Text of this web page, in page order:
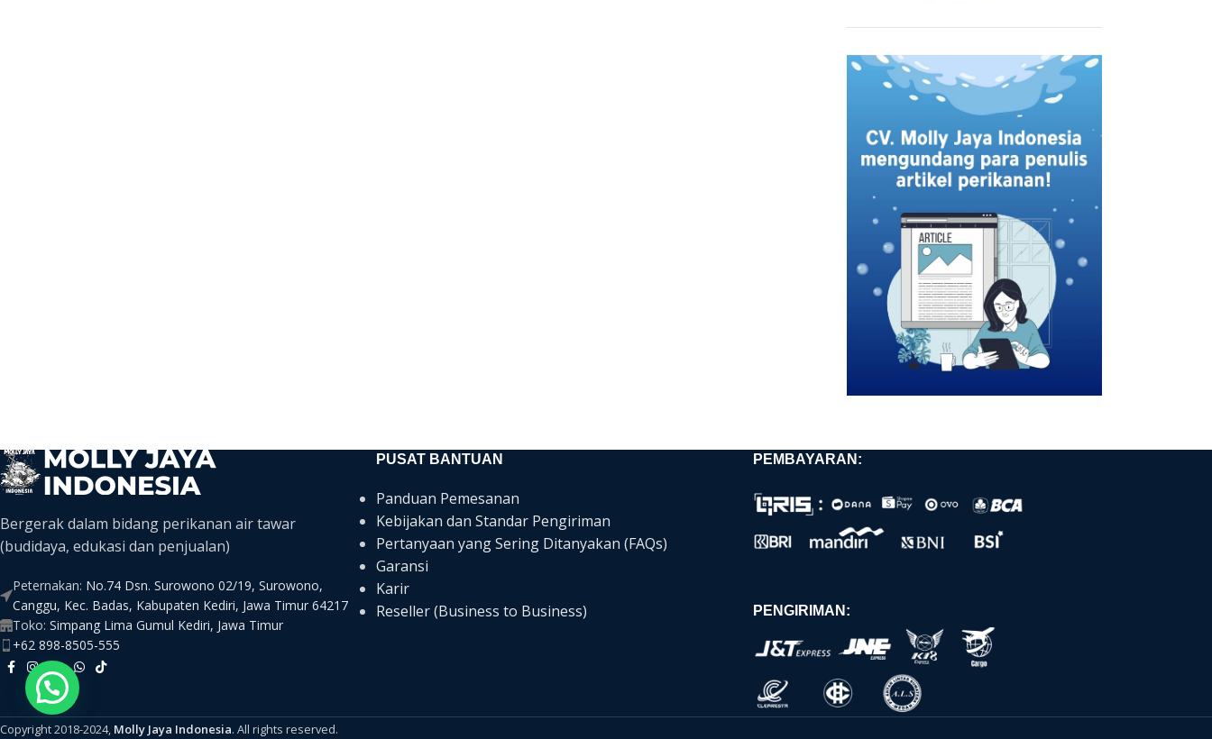
Bergerak dalam bidang perikanan air tawar
(budidaya, edukasi dan penjualan)
Peternakan: No.74 Dsn. Surowono 02/19, Surowono,
Canggu, Kec. Badas, Kabupaten Kediri, Jawa Timur 64217
Toko: Simpang Lima Gumul Kediri, Jawa Timur
+62 898-8505-555
PUSAT BANTUAN
Panduan Pemesanan
Kebijakan dan Standar Pengiriman
Pertanyaan yang Sering Ditanyakan (FAQs)
Garansi
Karir
Reseller (Business to Business)
PEMBAYARAN:
PENGIRIMAN:
Copyright 2018-2024, Molly Jaya Indonesia. All rights reserved.